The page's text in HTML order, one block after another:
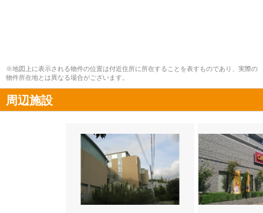
※地図上に表示される物件の位置は付近住所に所在することを表すものであり、実際の
物件所在地とは異なる場合がございます。
周辺施設